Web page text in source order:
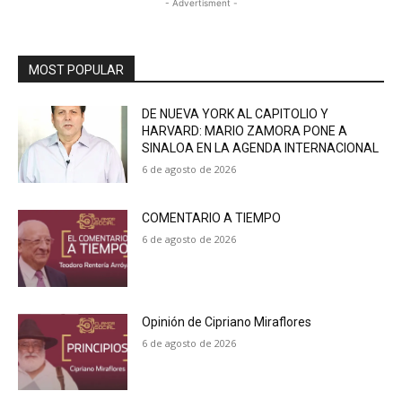
- Advertisment -
MOST POPULAR
DE NUEVA YORK AL CAPITOLIO Y
HARVARD: MARIO ZAMORA PONE A
SINALOA EN LA AGENDA INTERNACIONAL
6 de agosto de 2026
COMENTARIO A TIEMPO
6 de agosto de 2026
Opinión de Cipriano Miraflores
6 de agosto de 2026